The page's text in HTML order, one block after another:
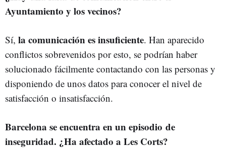
Ayuntamiento y los vecinos?
Sí, la comunicación es insuficiente. Han aparecido
conflictos sobrevenidos por esto, se podrían haber
solucionado fácilmente contactando con las personas y
disponiendo de unos datos para conocer el nivel de
satisfacción o insatisfacción.
Barcelona se encuentra en un episodio de
inseguridad. ¿Ha afectado a Les Corts?